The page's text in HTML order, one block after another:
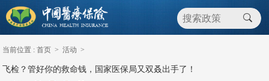
当前位置 : 首页 > 活动 >
飞检？管好你的救命钱，国家医保局又双叒出手了！